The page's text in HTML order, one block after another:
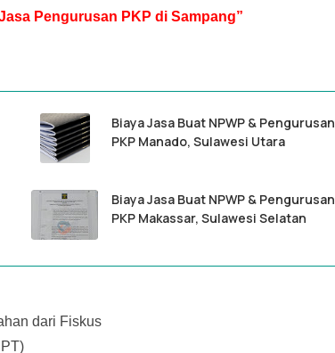
Pengurusan PKP di Sampang”
Biaya Jasa Buat NPWP & Pengurusan
PKP Manado, Sulawesi Utara
Biaya Jasa Buat NPWP & Pengurusan
PKP Makassar, Sulawesi Selatan
dari Fiskus